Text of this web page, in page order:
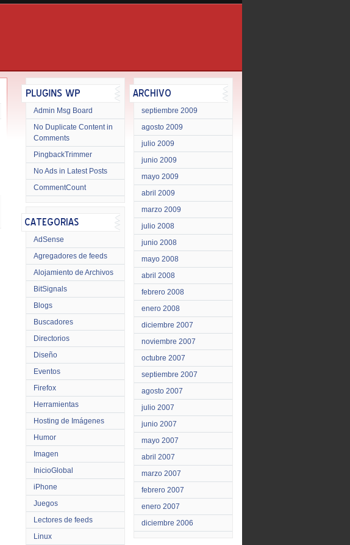
Admin Msg Board
No Duplicate Content in
Comments
PingbackTrimmer
No Ads in Latest Posts
CommentCount
AdSense
Agregadores de feeds
Alojamiento de Archivos
BitSignals
Blogs
Buscadores
Directorios
Diseño
Eventos
Firefox
Herramientas
Hosting de Imágenes
Humor
Imagen
InicioGlobal
iPhone
Juegos
Lectores de feeds
Linux
septiembre 2009
agosto 2009
julio 2009
junio 2009
mayo 2009
abril 2009
marzo 2009
julio 2008
junio 2008
mayo 2008
abril 2008
febrero 2008
enero 2008
diciembre 2007
noviembre 2007
octubre 2007
septiembre 2007
agosto 2007
julio 2007
junio 2007
mayo 2007
abril 2007
marzo 2007
febrero 2007
enero 2007
diciembre 2006